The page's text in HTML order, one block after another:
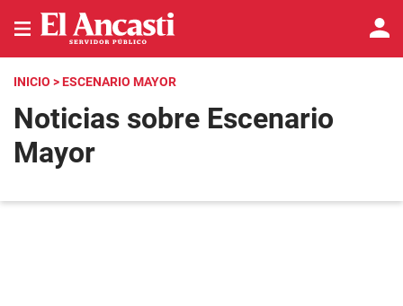
INICIO > ESCENARIO MAYOR
Noticias sobre Escenario
Mayor